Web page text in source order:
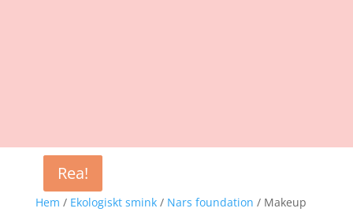
Hem / Ekologiskt smink/ Nars foundation / Makeup
Rea!
Rea!